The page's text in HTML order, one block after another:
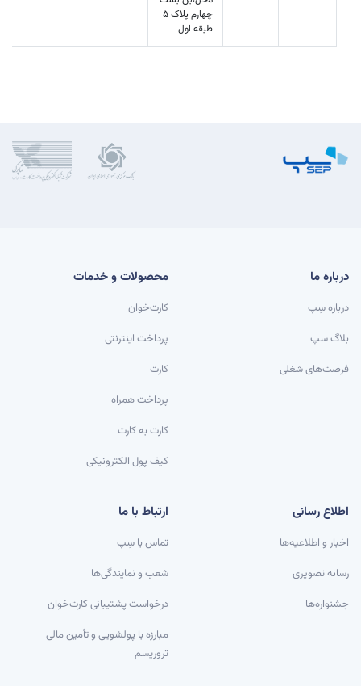
چهارم پلاک 5
طبقه اول
درباره ما
درباره سِپ
بلاگ سپ
فرصت‌های شغلی
محصولات و خدمات
کارت‌خوان
پرداخت اینترنتی
کارت
پرداخت همراه
کارت به کارت
کیف پول الکترونیکی
اطلاع رسانی
اخبار و اطلاعیه‌ها
رسانه تصویری
جشنواره‌ها
ارتباط با ما
تماس با سِپ
شعب و نمایندگی‌ها
درخواست پشتیبانی کارت‌خوان
مبارزه با پولشویی و تأمین مالی
تروریسم